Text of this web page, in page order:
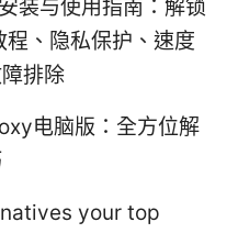
装与使用指南：解锁
、隐私保护、速度
排除
电脑版：全方位解
your top